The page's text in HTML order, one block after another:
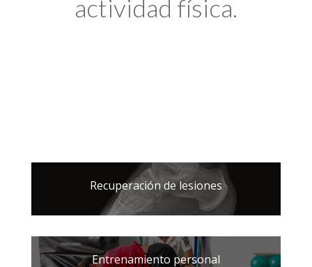
actividad física.
Recuperación de lesiones
Entrenamiento personal